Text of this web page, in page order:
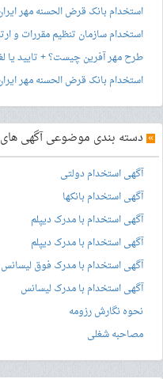
استخدام بانک قرض الحسنه مهر
استخدام سازمان تنظیم مقررات و
طرح مهر آفرین چیست؟ + تایید یا
استخدام بانک قرض الحسنه مهر
» دسته بندی موضوعی آگهی
آگهی استخدام دولتی
آگهی استخدام بانکها
آگهی استخدام با مدرک دیپلم
آگهی استخدام با مدرک دیپلم
آگهی استخدام با مدرک فوق لیسانس
آگهی استخدام با مدرک لیسانس
نحوه نگارش رزومه
مصاحبه شغلی